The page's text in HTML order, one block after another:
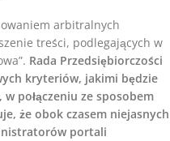
arbitralnych
treści, podlegających w
Rada Przedsiębiorczości
kryteriów, jakimi będzie
w połączeniu ze sposobem
że obok czasem niejasnych
portali